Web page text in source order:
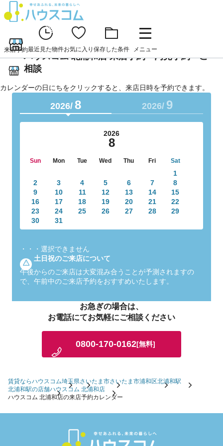
来店予約最近見た物件お気に入り 保存した条件 メニュー
ハウスコム 北浦和店 来店予約・内見予約・ご
相談
カレンダーの日にちをクリックすると、来店日時を予約できます。
2026/ 8 2026/ 9
2026
8
Sun Mon Tue Wed Thu Fri Sat
1
2
3 4 5 6 7
8
9
10 11 12 13 14
15
16
17 18 19 20 21
22
23
24 25 26 27 28
29
30
31
・・・ 選択できません
土日祝のご来店について
午後からのご来店は大変混み合うことが予測されますの
で、午前中のご来店予約をおすすめいたします。
お急ぎの場合は、
お電話にてお気軽にご相談ください
0800-170-0162[無料]
賃貸ならハウスコム埼玉県さいたま市さいたま市浦和区北浦和駅
北浦和駅の店舗ハウスコム 北浦和店
ハウスコム 北浦和店の来店予約カレンダー